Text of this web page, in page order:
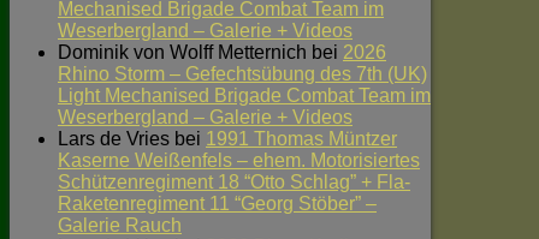
Mechanised Brigade Combat Team im
Weserbergland – Galerie + Videos
Dominik von Wolff Metternich bei 2026
Rhino Storm – Gefechtsübung des 7th (UK)
Light Mechanised Brigade Combat Team im
Weserbergland – Galerie + Videos
Lars de Vries bei 1991 Thomas Müntzer
Kaserne Weißenfels – ehem. Motorisiertes
Schützenregiment 18 “Otto Schlag” + Fla-
Raketenregiment 11 “Georg Stöber” –
Galerie Rauch